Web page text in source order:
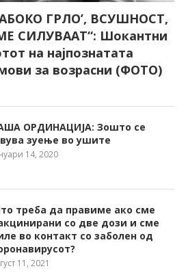
ГРЛО’, ВСУШНОСТ,
СИЛУВААТ“: Шокантни
на најпознатата
за возрасни (ФОТО)
ОРДИНАЦИЈА: Зошто се
зуење во ушите
14, 2020
треба да правиме ако сме
со две дози и сме
во контакт со заболен од
11, 2021